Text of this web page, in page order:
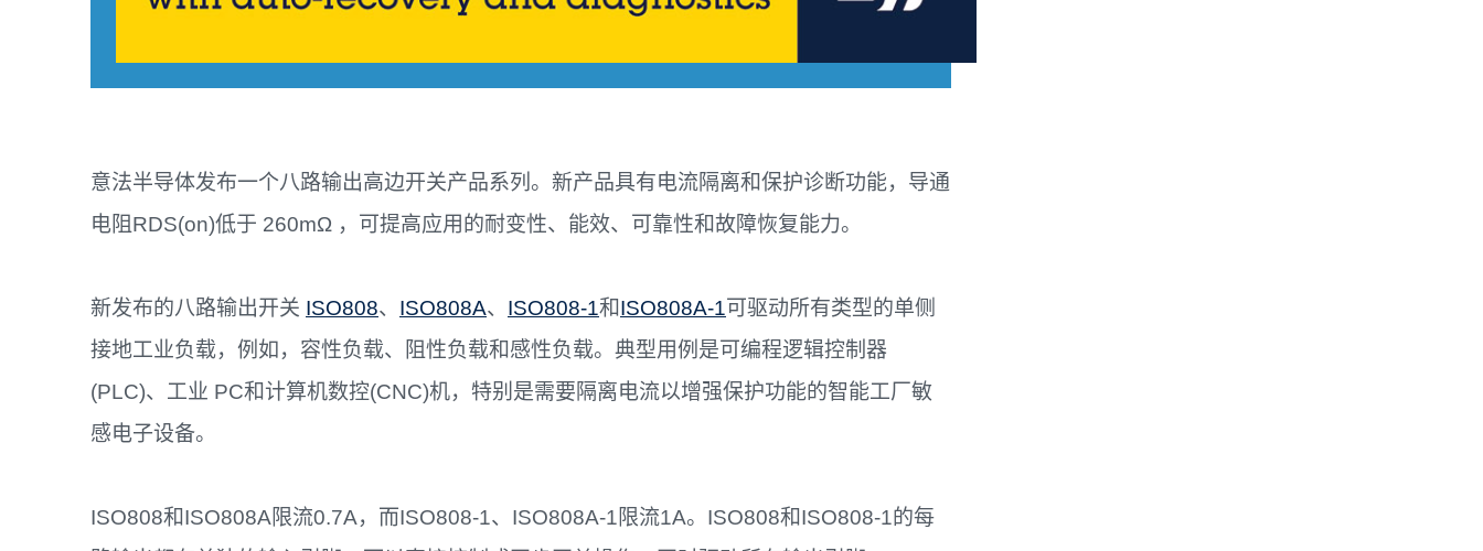
意法半导体发布一个八路输出高边开关产品系列。新产品具有电流隔离和保护诊断功能，导通
电阻RDS(on)低于 260mΩ ，可提高应用的耐变性、能效、可靠性和故障恢复能力。
新发布的八路输出开关 ISO808、 ISO808A、 ISO808-1和ISO808A-1可驱动所有类型的单侧
接地工业负载，例如，容性负载、阻性负载和感性负载。典型用例是可编程逻辑控制器
(PLC)、工业 PC和计算机数控(CNC)机，特别是需要隔离电流以增强保护功能的智能工厂敏
感电子设备。
ISO808和ISO808A限流0.7A，而ISO808-1、ISO808A-1限流1A。ISO808和ISO808-1的每